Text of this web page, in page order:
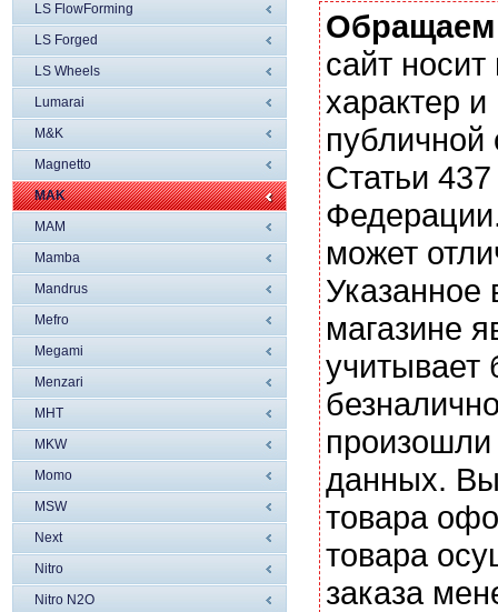
LS FlowForming
LS Forged
LS Wheels
Lumarai
M&K
Magnetto
MAK
MAM
Mamba
Mandrus
Mefro
Megami
Menzari
MHT
MKW
Momo
MSW
Next
Nitro
Nitro N2O
сайт
характер
Статьи
может
магазине
учитывает
данных. Вы
товара
товара
заказа